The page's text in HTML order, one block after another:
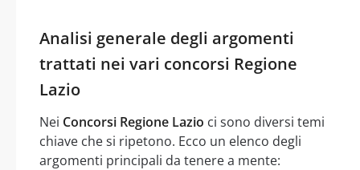
Analisi generale degli argomenti
trattati nei vari concorsi Regione
Lazio
Nei Concorsi Regione Lazio ci sono diversi temi
chiave che si ripetono. Ecco un elenco degli
argomenti principali da tenere a mente: